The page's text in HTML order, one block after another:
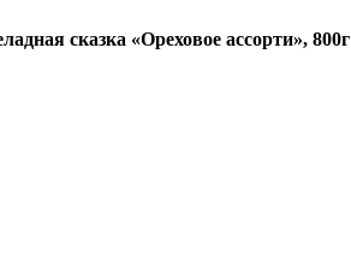
сказка «Ореховое ассорти», 800г